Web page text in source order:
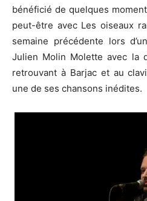
bénéficié de quelques
peut-être avec Les oiseaux
semaine précédente lors
Julien Molin Molette avec la
retrouvant à Barjac et au
une de ses chansons inédites.